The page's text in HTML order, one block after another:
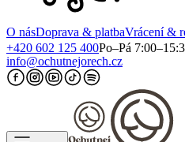
O násDoprava & platbaVrácení &
+420 602 125 400Po–Pá
info@ochutnejorech.cz